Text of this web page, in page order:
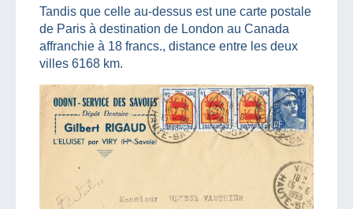
Tandis que celle au-dessus est une carte postale
de Paris à destination de London au Canada
affranchie à 18 francs., distance entre les deux
villes 6168 km.